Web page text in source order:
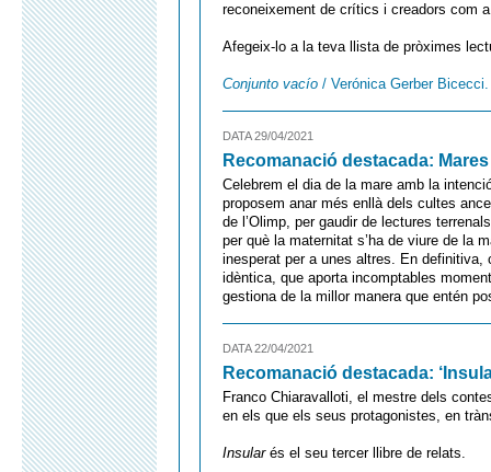
reconeixement de crítics i creadors com
Afegeix-lo a la teva llista de pròximes
Conjunto vacío / Verónica Gerber
DATA 29/04/2021
Recomanació destacada:
Celebrem el dia de la mare amb la
proposem anar més enllà dels cultes
de l’Olimp, per gaudir de lectures
per què la maternitat s’ha de viure de la
inesperat per a unes altres. En
idèntica, que aporta incomptables
gestiona de la millor manera que entén
DATA 22/04/2021
Recomanació destacada:
Franco Chiaravalloti, el mestre dels
en els que els seus protagonistes, en
Insularés el seu tercer llibre de relats.